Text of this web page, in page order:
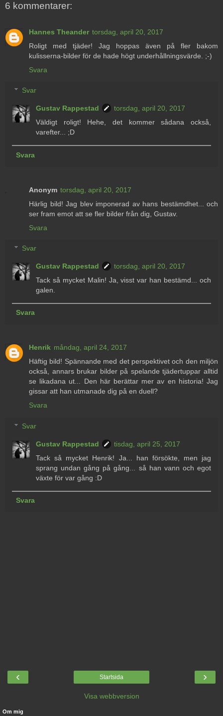
6 kommentarer:
Hannes Theander torsdag, april 20, 2017
Roligt med tjäder! Jag hoppas även på fler bakom
kulisserna-bilder för de hade högt underhållningsvärde. ;-)
Svara
Svar
Gustav Rappestad
torsdag, april 20, 2017
Väldigt roligt! Hehe, det kommer sådana också,
varefter... ;D
Svara
Anonym torsdag, april 20, 2017
Härlig bild! Jag blev imponerad av hans bestämdhet... och
ser fram emot att se fler bilder från dig, Gustav.
Svara
Svar
Gustav Rappestad
torsdag, april 20, 2017
Tack så mycket Malin! Ja, visst var han bestämd... och
galen.
Svara
Henrik måndag, april 24, 2017
Häftig bild! Spännande med det perspektivet och den miljön
också, annars brukar bilder på spelande tjädertuppar alltid
se likadana ut... Den här berättar mer av en historia! Jag
gissar att han utmanade dig på en duell?
Svara
Svar
Gustav Rappestad
tisdag, april 25, 2017
Tack så mycket Henrik! Ja... han försökte, men jag
sprang undan gång på gång... så han vann och egot
växte för var gång :D
Svara
‹ ›
Startsida
Visa webbversion
Om mig